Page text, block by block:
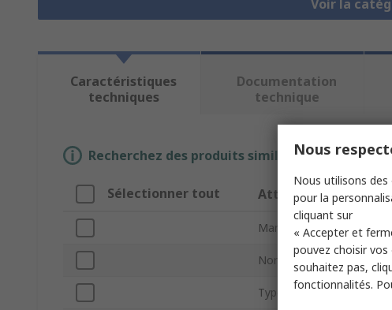
Voir la
Caractéristiques
techniques
Documentation
technique
Recherchez des produits similaires en
Sélectionner tout Attribut
Marque
Normes/homologations
Type de produit
Nous
Nous utilisons
pour la
cliquant sur
« Accepter et
pouvez choisir
souhaitez pas,
fonctionnalités.